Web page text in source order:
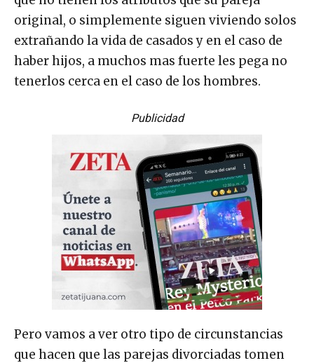
original, o simplemente siguen viviendo solos
extrañando la vida de casados y en el caso de
haber hijos, a muchos mas fuerte les pega no
tenerlos cerca en el caso de los hombres.
Publicidad
Pero vamos a ver otro tipo de circunstancias
que hacen que las parejas divorciadas tomen